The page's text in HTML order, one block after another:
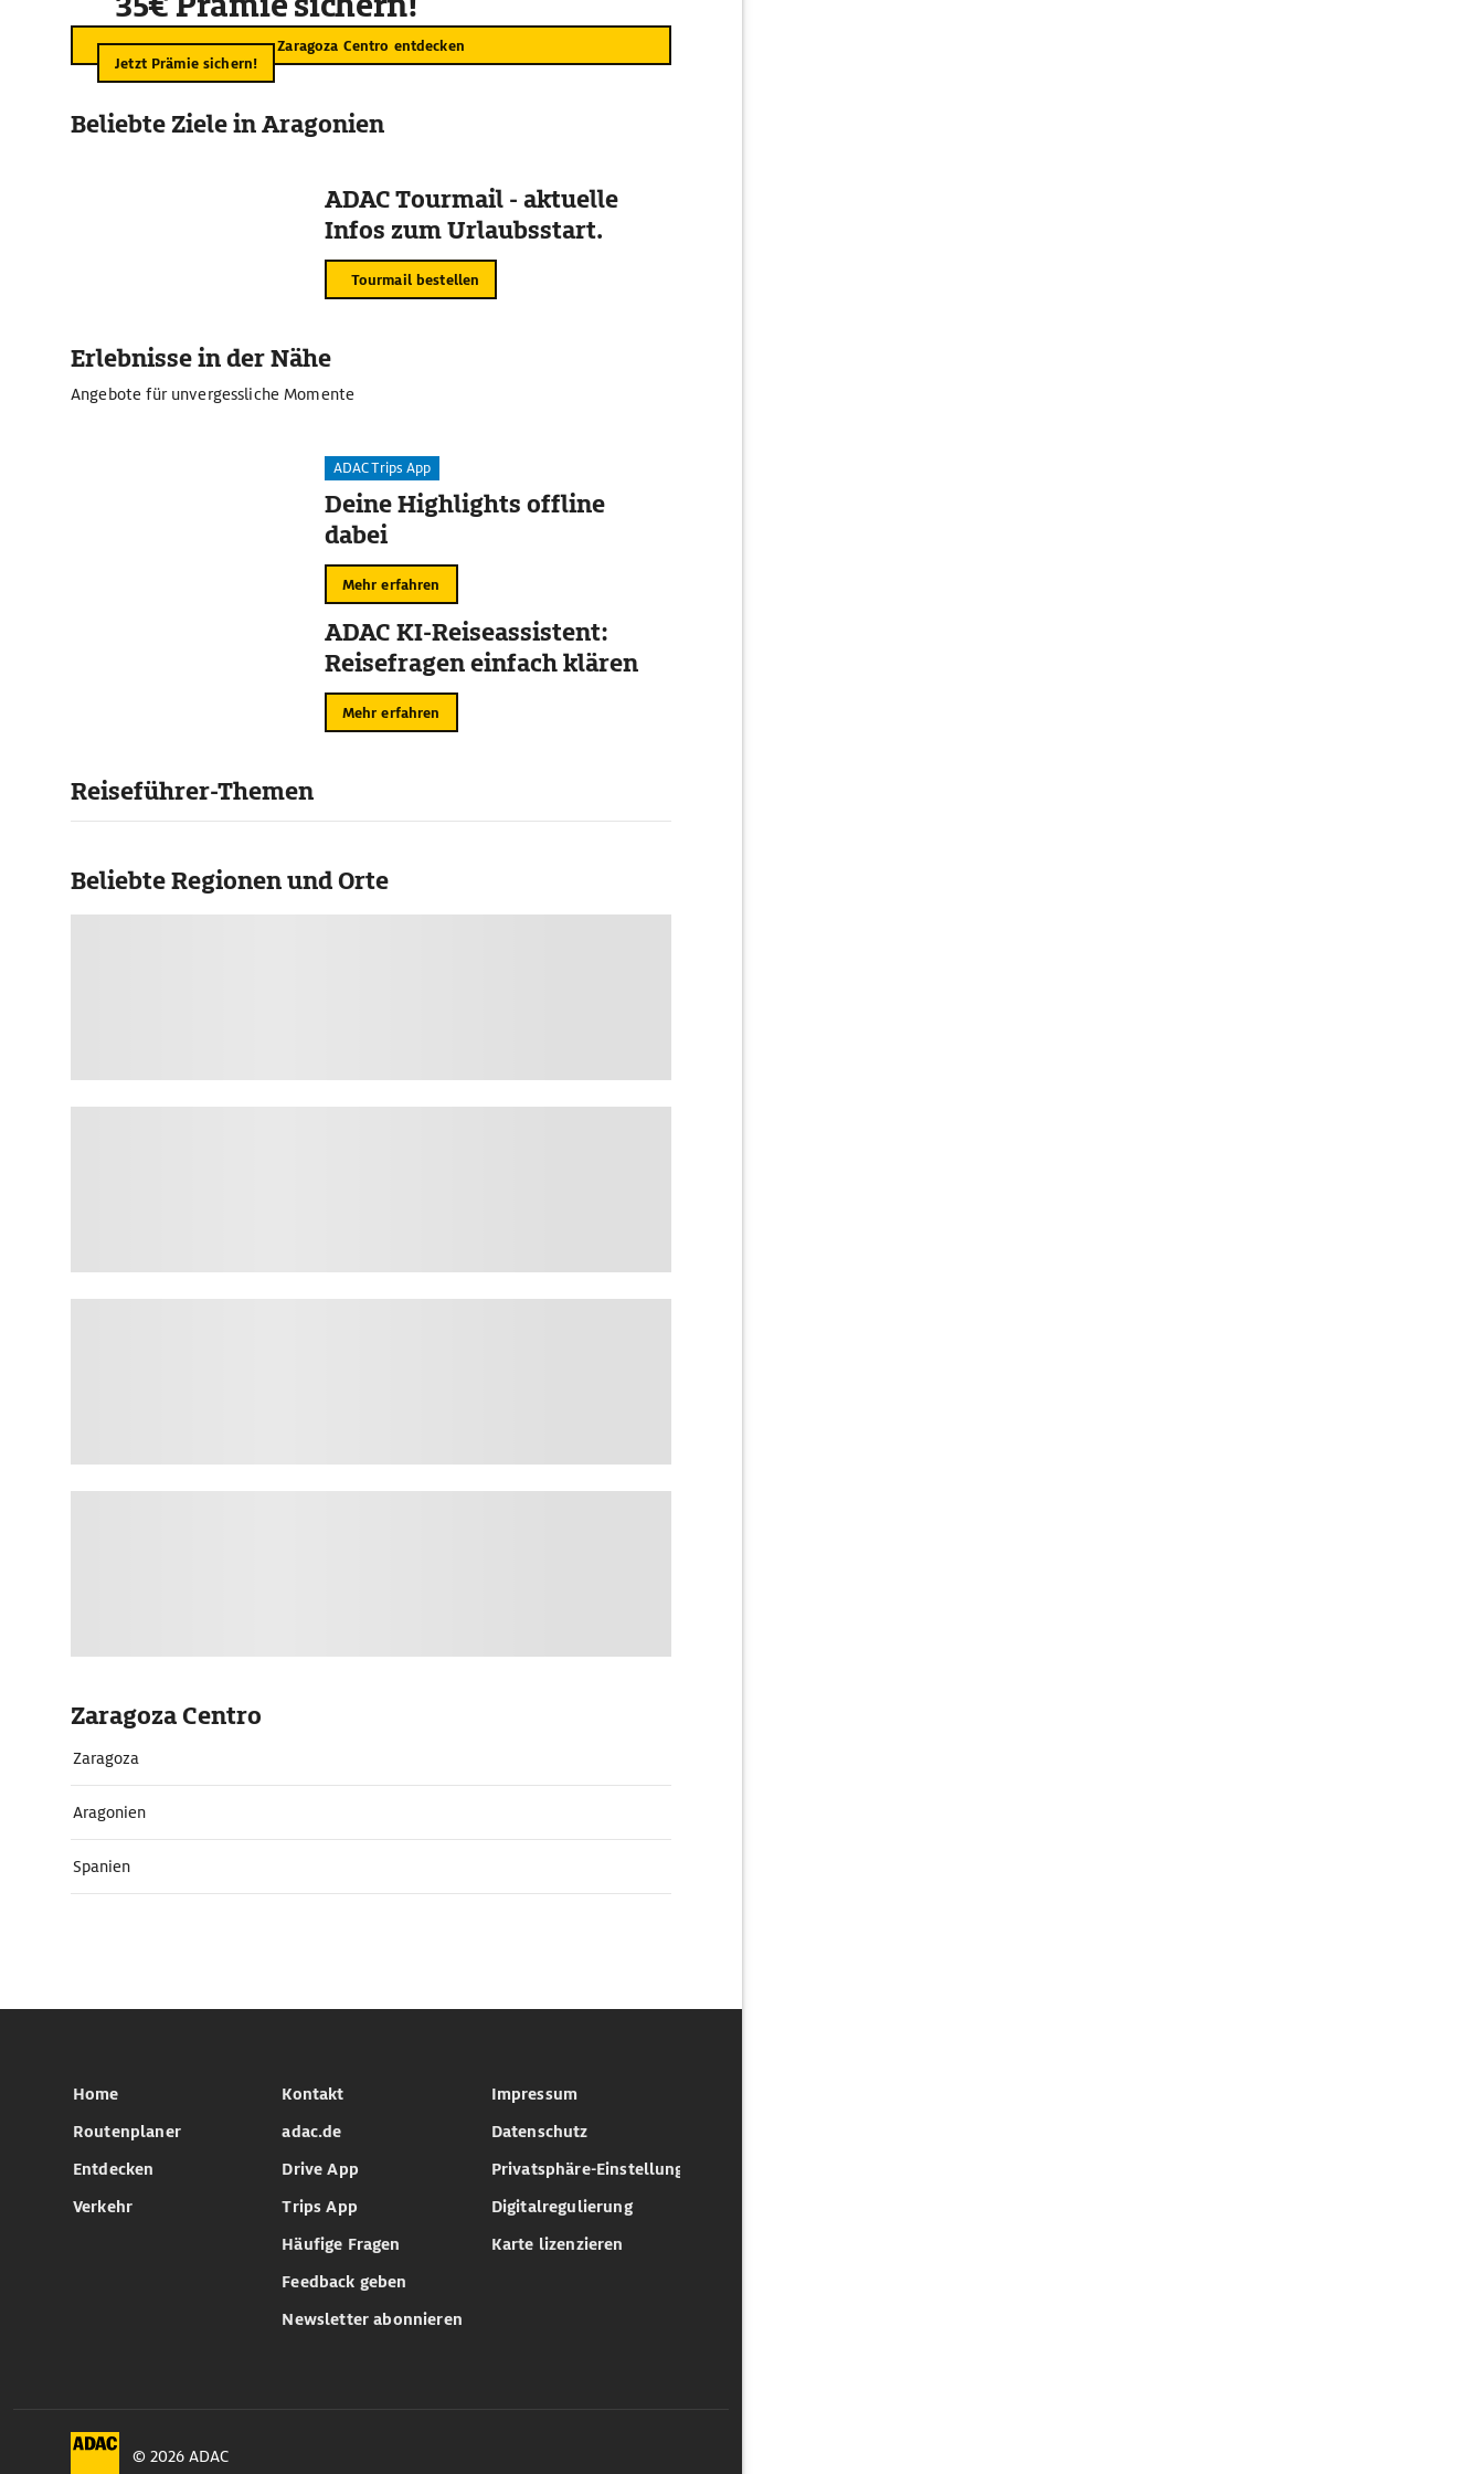
Zaragoza Centro entdecken
Jetzt Prämie sichern!
Beliebte Ziele in Aragonien
ADAC Tourmail - aktuelle
Infos zum Urlaubsstart.
Tourmail bestellen
Erlebnisse in der Nähe
Angebote für unvergessliche Momente
ADAC Trips App
Deine Highlights offline
dabei
Mehr erfahren
ADAC KI-Reiseassistent:
Reisefragen einfach klären
Mehr erfahren
Reiseführer-Themen
Beliebte Regionen und Orte
Zaragoza Centro
Zaragoza
Aragonien
Spanien
Home
Routenplaner
Entdecken
Verkehr
Kontakt
adac.de
Drive App
Trips App
Häufige Fragen
Feedback geben
Newsletter abonnieren
Impressum
Datenschutz
Privatsphäre-Einstellungen
Digitalregulierung
Karte lizenzieren
© 2026 ADAC